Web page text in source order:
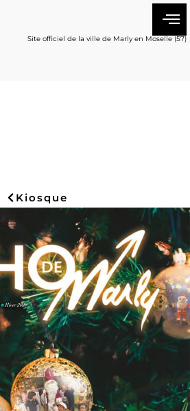
Site officiel de la ville de Marly en Moselle (57)
Kiosque